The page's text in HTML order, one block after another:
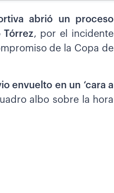
abrió un proceso
Tórrez, por el incidente
de la Copa de
envuelto en un ‘cara a
albo sobre la hora